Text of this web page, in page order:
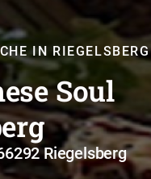
IN RIEGELSBERG
Soul
Riegelsberg